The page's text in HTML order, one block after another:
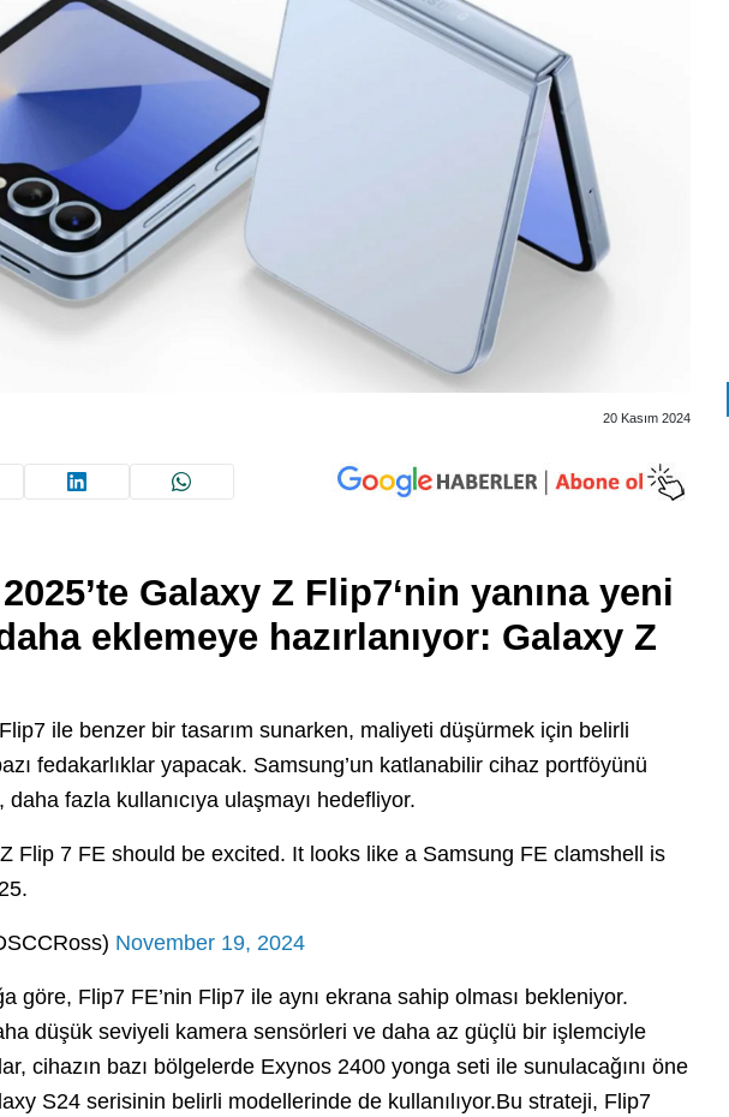
20 Kasım 2024
Galaxy Z Flip7‘nin yanına yeni
eklemeye hazırlanıyor: Galaxy Z
ile benzer bir tasarım sunarken, maliyeti düşürmek için belirli
fedakarlıklar yapacak. Samsung’un katlanabilir cihaz portföyünü
fazla kullanıcıya ulaşmayı hedefliyor.
Flip 7 FE should be excited. It looks like a Samsung FE clamshell is
November 19, 2024
göre, Flip7 FE’nin Flip7 ile aynı ekrana sahip olması bekleniyor.
düşük seviyeli kamera sensörleri ve daha az güçlü bir işlemciyle
cihazın bazı bölgelerde Exynos 2400 yonga seti ile sunulacağını öne
S24 serisinin belirli modellerinde de kullanılıyor.Bu strateji, Flip7